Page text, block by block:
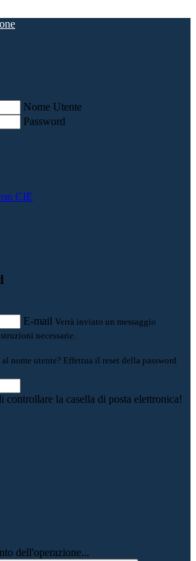
Nome Utente
Password
CIE
E-mail Verrà inviato un messaggio
necessarie.
nome utente? Effettua il reset della password
controllare la casella di posta elettronica!
dell'operazione...